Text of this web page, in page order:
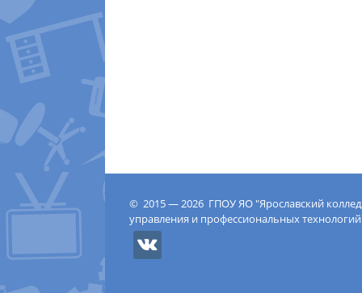
© 2015 — 2026 ГПОУ ЯО "Ярославский
управления и профессиональных